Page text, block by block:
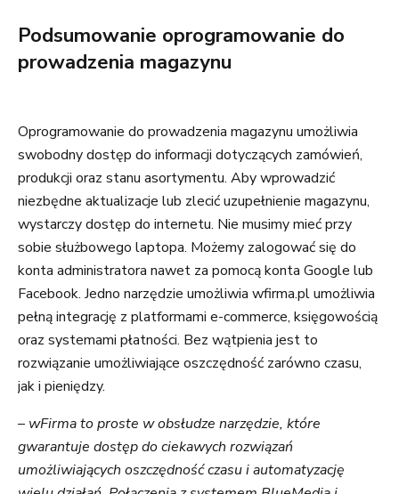
Podsumowanie oprogramowanie do
prowadzenia magazynu
Oprogramowanie do prowadzenia magazynu umożliwia
swobodny dostęp do informacji dotyczących zamówień,
produkcji oraz stanu asortymentu. Aby wprowadzić
niezbędne aktualizacje lub zlecić uzupełnienie magazynu,
wystarczy dostęp do internetu. Nie musimy mieć przy
sobie służbowego laptopa. Możemy zalogować się do
konta administratora nawet za pomocą konta Google lub
Facebook. Jedno narzędzie umożliwia wfirma.pl umożliwia
pełną integrację z platformami e-commerce, księgowością
oraz systemami płatności. Bez wątpienia jest to
rozwiązanie umożliwiające oszczędność zarówno czasu,
jak i pieniędzy.
– wFirma to proste w obsłudze narzędzie, które
gwarantuje dostęp do ciekawych rozwiązań
umożliwiających oszczędność czasu i automatyzację